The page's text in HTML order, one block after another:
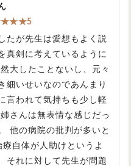
たが先生は愛想もよく説
真剣に考えているように
大したことないし、元々
細いせいなのであんまり
言われて気持ちも少し軽
さんは無表情な感じだっ
他の病院の批判が多いと
自体が人助けというよ
それに対して先生が問題